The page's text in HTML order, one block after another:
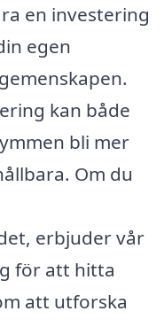
en investering
egen
kan både
bli mer
Om du
erbjuder vår
för att hitta
att utforska